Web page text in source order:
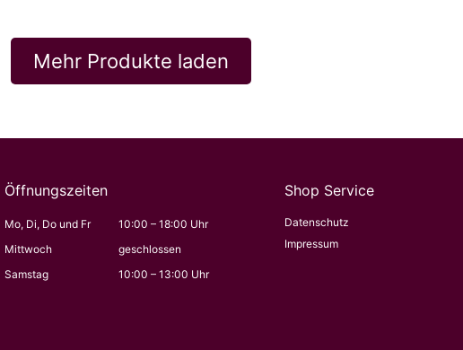
Mehr Produkte laden
Öffnungszeiten
Mo, Di, Do und Fr
10:00 – 18:00 Uhr
Mittwoch
geschlossen
Samstag
10:00 – 13:00 Uhr
Shop Service
Datenschutz
Impressum